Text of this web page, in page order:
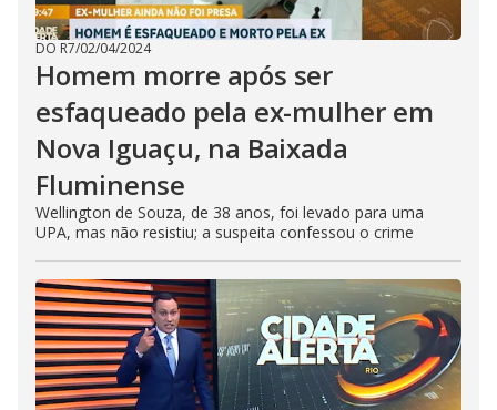
DO R7/02/04/2024
Homem morre após ser
esfaqueado pela ex-mulher em
Nova Iguaçu, na Baixada
Fluminense
Wellington de Souza, de 38 anos, foi levado para uma
UPA, mas não resistiu; a suspeita confessou o crime